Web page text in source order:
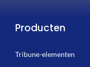
Producten
Tribune-elementen